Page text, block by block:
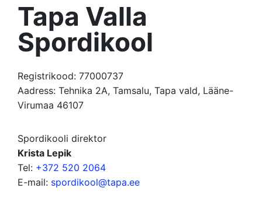
Tapa Valla
Spordikool
Registrikood: 77000737
Aadress: Tehnika 2A, Tamsalu, Tapa vald, Lääne-
Virumaa 46107
Spordikooli direktor
Krista Lepik
Tel: +372 520 2064
E-mail: spordikool@tapa.ee